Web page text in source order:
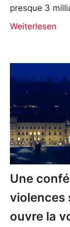
presque 3
Weiterlesen
Une
violences
ouvre la